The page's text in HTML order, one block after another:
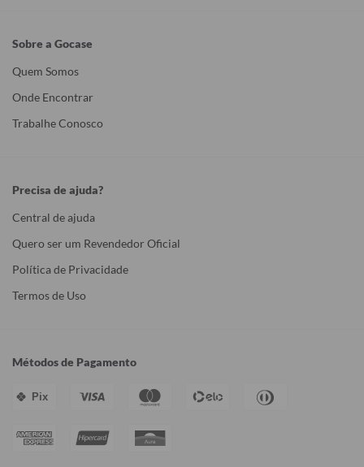
Sobre a Gocase
Quem Somos
Onde Encontrar
Trabalhe Conosco
Precisa de ajuda?
Central de ajuda
Quero ser um Revendedor Oficial
Política de Privacidade
Termos de Uso
Métodos de Pagamento
Pix